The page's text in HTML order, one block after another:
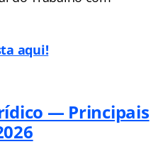
aqui!
— Principais